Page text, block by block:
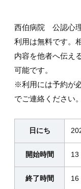
西伯病院 公認心理
利用は無料です。
内容を他者へ伝え
可能です。
※利用には予約が
でご連絡ください。
日にち
開始時間 13
終了時間 16